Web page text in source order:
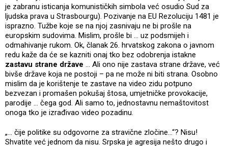
je zabranu isticanja komunističkih simbola već osudio Sud za
ljudska prava u Strasbourgu). Pozivanje na EU Rezoluciju 1481 je
isprazno. Tužbe koje se na njoj zasnivaju ne bi prošle na
europskim sudovima. Mislim, prošle bi ... uz podsmijeh i
odmahivanje rukom. Ok, članak 26. hrvatskog zakona o javnom
redu kaže da će se kazniti onaj tko bez odobrenja istakne
zastavu strane države … Ali ono nije zastava strane države, već
bivše države koja ne postoji – pa ne može ni biti strana. Osobno
mislim da je korištenje te zastave na video zidu potpuno
bezvezan i promašen pokušaj štosa, umjetničke provokacije,
parodije … čega god. Ali samo to, jednostavnu nemaštovitost
onoga tko je izrađivao video pozadinu.
„… čije politike su odgovorne za stravične zločine…“? Nisu!
Shvatite već jednom da nisu. Srpska je agresija nešto drugo i